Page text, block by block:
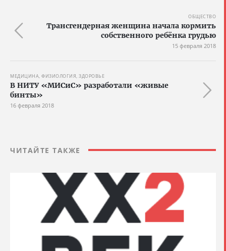
ОБЩЕСТВО
Трансгендерная женщина начала кормить
собственного ребёнка грудью
15 февраля 2018
МЕДИЦИНА, ФИЗИОЛОГИЯ, ЗДОРОВЬЕ
В НИТУ «МИСиС» разработали «живые
бинты»
16 февраля 2018
ЧИТАЙТЕ ТАКЖЕ